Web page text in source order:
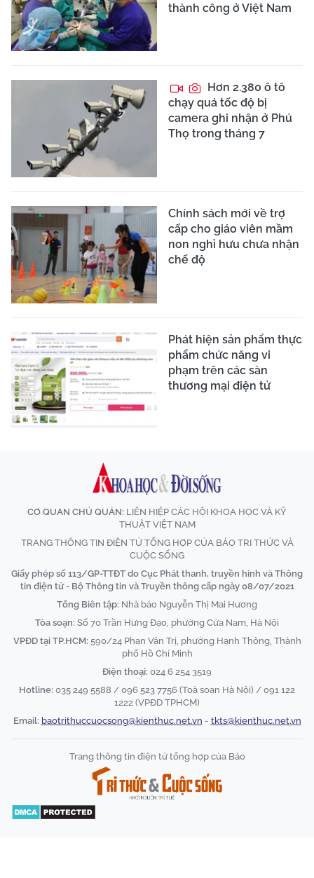
thành công ở Việt Nam
Hơn 2.380 ô tô
chạy quá tốc độ bị
camera ghi nhận ở Phú
Thọ trong tháng 7
Chính sách mới về trợ
cấp cho giáo viên mầm
non nghỉ hưu chưa nhận
chế độ
Phát hiện sản phẩm thực
phẩm chức năng vi
phạm trên các sàn
thương mại điện tử
CƠ QUAN CHỦ QUẢN: LIÊN HIỆP CÁC HỘI KHOA HỌC VÀ KỸ
THUẬT VIỆT NAM
TRANG THÔNG TIN ĐIỆN TỬ TỔNG HỢP CỦA BÁO TRI THỨC VÀ
CUỘC SỐNG
Giấy phép số 113/GP-TTĐT do Cục Phát thanh, truyền hình và Thông
tin điện tử - Bộ Thông tin và Truyền thông cấp ngày 08/07/2021
Tổng Biên tập: Nhà báo Nguyễn Thị Mai Hương
Tòa soạn: Số 70 Trần Hưng Đạo, phường Cửa Nam, Hà Nội
VPĐD tại TP.HCM: 590/24 Phan Văn Trị, phường Hạnh Thông, Thành
phố Hồ Chí Minh
Điện thoại: 024 6 254 3519
Hotline: 035 249 5588 / 096 523 7756 (Toà soạn Hà Nội) / 091 122
1222 (VPĐD TPHCM)
Email: baotrithuccuocsong@kienthuc.net.vn - tkts@kienthuc.net.vn
Trang thông tin điện tử tổng hợp của Báo